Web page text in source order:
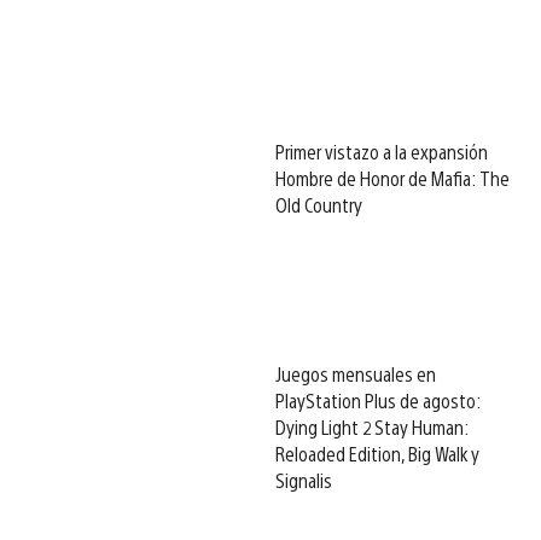
Primer vistazo a la expansión
Hombre de Honor de Mafia: The
Old Country
Juegos mensuales en
PlayStation Plus de agosto:
Dying Light 2 Stay Human:
Reloaded Edition, Big Walk y
Signalis